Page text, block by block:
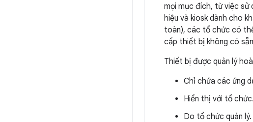
mọi mục đích, từ việc sử
hiệu và kiosk dành cho
toàn), các tổ chức có
cấp thiết bị không có
Thiết bị được quản lý
Chỉ chứa các ứng
Hiển thị với tổ chức.
Do tổ chức quản lý.